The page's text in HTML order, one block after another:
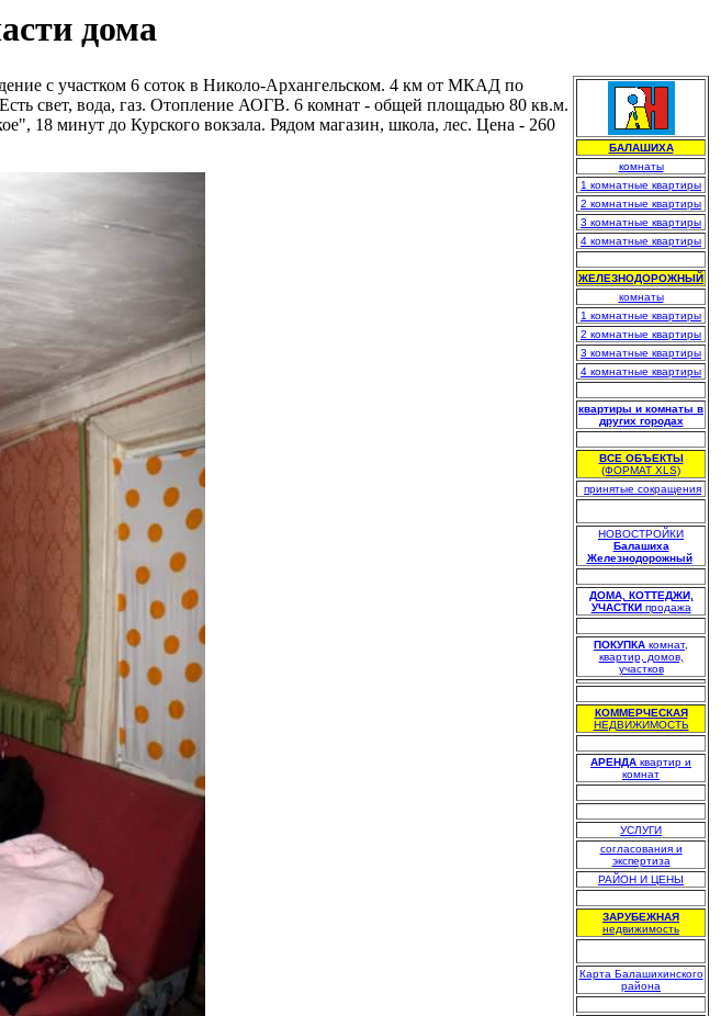
дома
с участком 6 соток в Николо-Архангельском. 4 км от МКАД по
свет, вода, газ. Отопление АОГВ. 6 комнат - общей площадью 80 кв.м.
18 минут до Курского вокзала. Рядом магазин, школа, лес. Цена - 260
БАЛАШИХА
комнаты
1 комнатные квартиры
2 комнатные квартиры
3 комнатные квартиры
4 комнатные квартиры
ЖЕЛЕЗНОДОРОЖНЫЙ
комнаты
1 комнатные квартиры
2 комнатные квартиры
3 комнатные квартиры
4 комнатные квартиры
квартиры и комнаты в
других городах
ВСЕ ОБЪЕКТЫ
(ФОРМАТ XLS)
принятые сокращения
НОВОСТРОЙКИ
Балашиха
Железнодорожный.
ДОМА, КОТТЕДЖИ,
УЧАСТКИ продажа
ПОКУПКА комнат,
квартир, домов,
участков
КОММЕРЧЕСКАЯ
НЕДВИЖИМОСТЬ
АРЕНДА квартир и
комнат
УСЛУГИ
согласования и
экспертиза
РАЙОН И ЦЕНЫ
ЗАРУБЕЖНАЯ
недвижимость
Карта Балашихинского
района